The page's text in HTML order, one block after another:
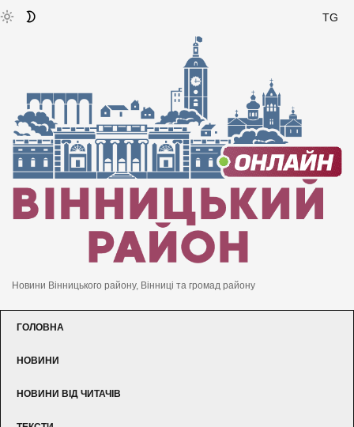
TG
Новини Вінницького району, Вінниці та громад району
ГОЛОВНА
НОВИНИ
НОВИНИ ВІД ЧИТАЧІВ